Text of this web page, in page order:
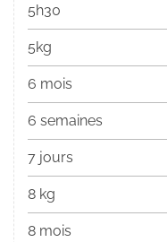
5h30
5kg
6 mois
6 semaines
7 jours
8 kg
8 mois